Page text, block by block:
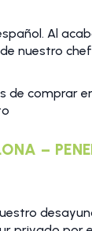
Al
nuestro
de comprar
–